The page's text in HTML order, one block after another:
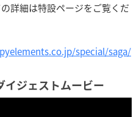
詳細は特設ページをご覧くだ
special/saga/
イジェストムービー